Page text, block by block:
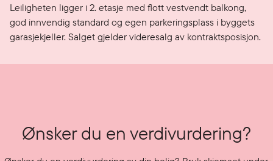
Leiligheten ligger i 2. etasje med flott vestvendt balkong,
god innvendig standard og egen parkeringsplass i byggets
garasjekjeller. Salget gjelder videresalg av kontraktsposisjon.
Ønsker du en verdivurdering?